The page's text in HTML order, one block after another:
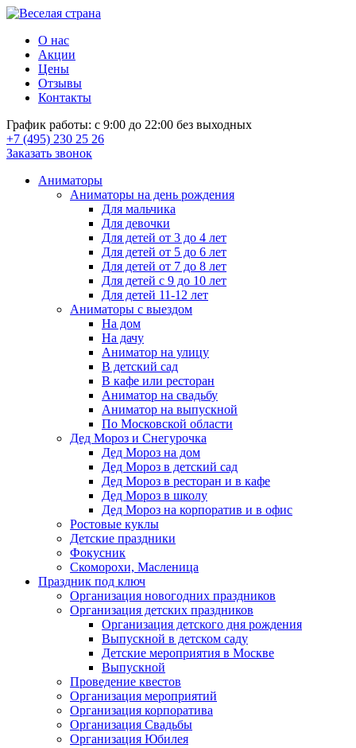
О нас
Акции
Цены
Отзывы
Контакты
График работы: с 9:00 до 22:00 без выходных
+7 (495) 230 25 26
Заказать звонок
Аниматоры
Аниматоры на день рождения
Для мальчика
Для девочки
Для детей от 3 до 4 лет
Для детей от 5 до 6 лет
Для детей от 7 до 8 лет
Для детей с 9 до 10 лет
Для детей 11-12 лет
Аниматоры с выездом
На дом
На дачу
Аниматор на улицу
В детский сад
В кафе или ресторан
Аниматор на свадьбу
Аниматор на выпускной
По Московской области
Дед Мороз и Снегурочка
Дед Мороз на дом
Дед Мороз в детский сад
Дед Мороз в ресторан и в кафе
Дед Мороз в школу
Дед Мороз на корпоратив и в офис
Ростовые куклы
Детские праздники
Фокусник
Скоморохи, Масленица
Праздник под ключ
Организация новогодних праздников
Организация детских праздников
Организация детского дня рождения
Выпускной в детском саду
Детские мероприятия в Москве
Выпускной
Проведение квестов
Организация мероприятий
Организация корпоратива
Организация Свадьбы
Организация Юбилея